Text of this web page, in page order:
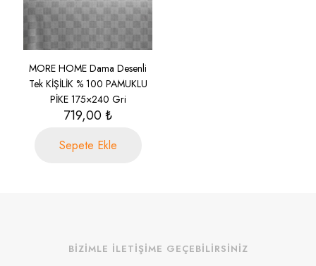
MORE HOME Dama Desenli
Tek KİŞİLİK % 100 PAMUKLU
PİKE 175×240 Gri
719,00₺
Sepete Ekle
BİZİMLE İLETİŞİME GEÇEBİLİRSİNİZ